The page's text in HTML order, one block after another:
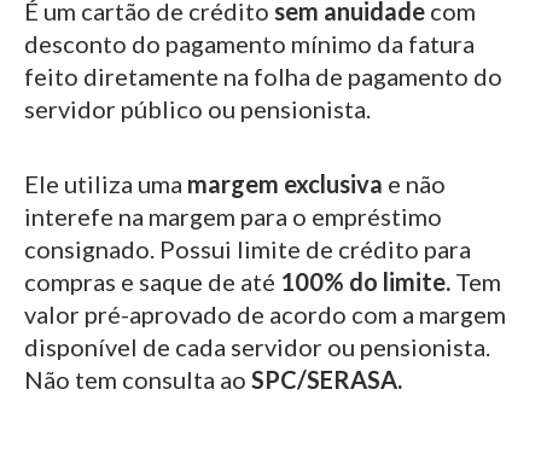
É um cartão de crédito sem anuidade com
desconto do pagamento mínimo da fatura
feito diretamente na folha de pagamento do
servidor público ou pensionista.
Ele utiliza uma margem exclusiva e não
interefe na margem para o empréstimo
consignado. Possui limite de crédito para
compras e saque de até 100% do limite. Tem
valor pré-aprovado de acordo com a margem
disponível de cada servidor ou pensionista.
Não tem consulta ao SPC/SERASA.